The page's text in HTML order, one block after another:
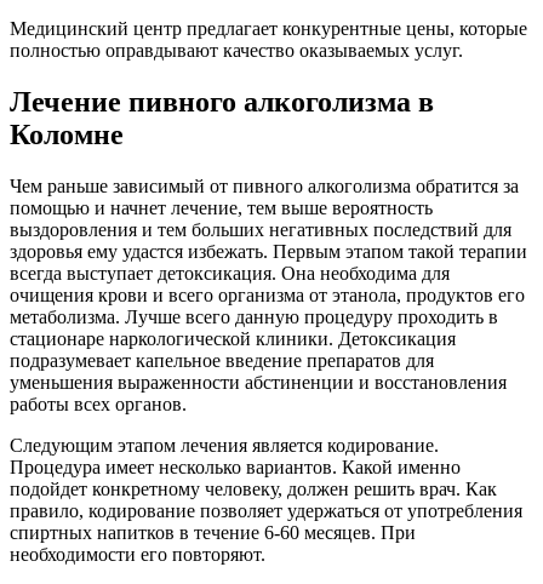
Медицинский центр предлагает конкурентные цены, которые
полностью оправдывают качество оказываемых услуг.
Лечение пивного алкоголизма в
Коломне
Чем раньше зависимый от пивного алкоголизма обратится за
помощью и начнет лечение, тем выше вероятность
выздоровления и тем больших негативных последствий для
здоровья ему удастся избежать. Первым этапом такой терапии
всегда выступает детоксикация. Она необходима для
очищения крови и всего организма от этанола, продуктов его
метаболизма. Лучше всего данную процедуру проходить в
стационаре наркологической клиники. Детоксикация
подразумевает капельное введение препаратов для
уменьшения выраженности абстиненции и восстановления
работы всех органов.
Следующим этапом лечения является кодирование.
Процедура имеет несколько вариантов. Какой именно
подойдет конкретному человеку, должен решить врач. Как
правило, кодирование позволяет удержаться от употребления
спиртных напитков в течение 6-60 месяцев. При
необходимости его повторяют.